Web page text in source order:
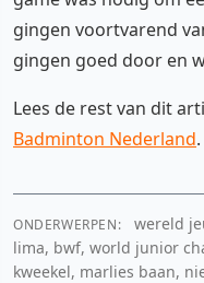
gingen voortvarend
gingen goed door en
Lees de rest van dit
Badminton Nederland.
ONDERWERPEN:
wereld
lima, bwf, world junior
kweekel, marlies baan,